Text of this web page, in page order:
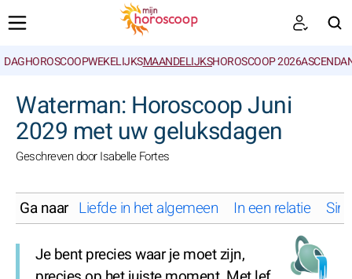
DAGHOROSCOOPWEKELIJKSMAANDELIJKSHOROSCOOP 2026
Waterman: Horoscoop Juni
2029 met uw geluksdagen
Geschreven door Isabelle Fortes
Ga naar Liefde in het algemeen In een relatie
Je bent precies waar je moet zijn,